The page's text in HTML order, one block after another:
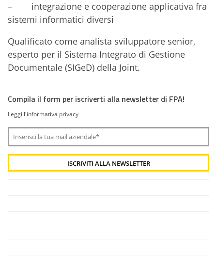
– integrazione e cooperazione applicativa fra
sistemi informatici diversi
Qualificato come analista sviluppatore senior,
esperto per il Sistema Integrato di Gestione
Documentale (SIGeD) della Joint.
Compila il form per iscriverti alla newsletter di FPA!
Leggi l'informativa privacy